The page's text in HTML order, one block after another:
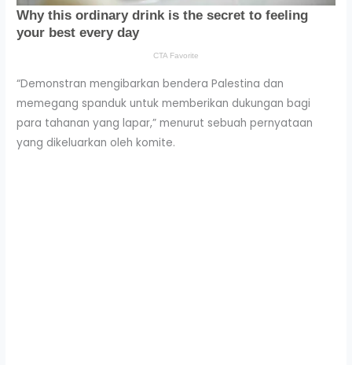
“Demonstran mengibarkan bendera Palestina dan
memegang spanduk untuk memberikan dukungan bagi
para tahanan yang lapar,” menurut sebuah pernyataan
yang dikeluarkan oleh komite.